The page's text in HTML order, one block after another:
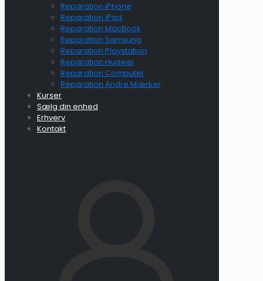
Reparation iPhone
Reparation iPad
Reparation MacBook
Reparation Samsung
Reparation Playstation
Reparation Huawei
Reparation Computer
Reparation Andre Mærker
Kurser
Sælg din enhed
Erhverv
Kontakt